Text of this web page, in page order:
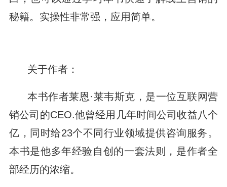
秘籍。实操性非常强，应用简单。
关于作者：
本书作者莱恩·莱韦斯克，是一位互联网营
销公司的CEO.他曾经用几年时间公司收益八个
亿，同时给23个不同行业领域提供咨询服务。
本书是他多年经验自创的一套法则，是作者全
部经历的浓缩。